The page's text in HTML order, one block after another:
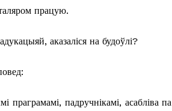
працую.
аказаліся на будоўлі?
падручнікамі, асабліва па